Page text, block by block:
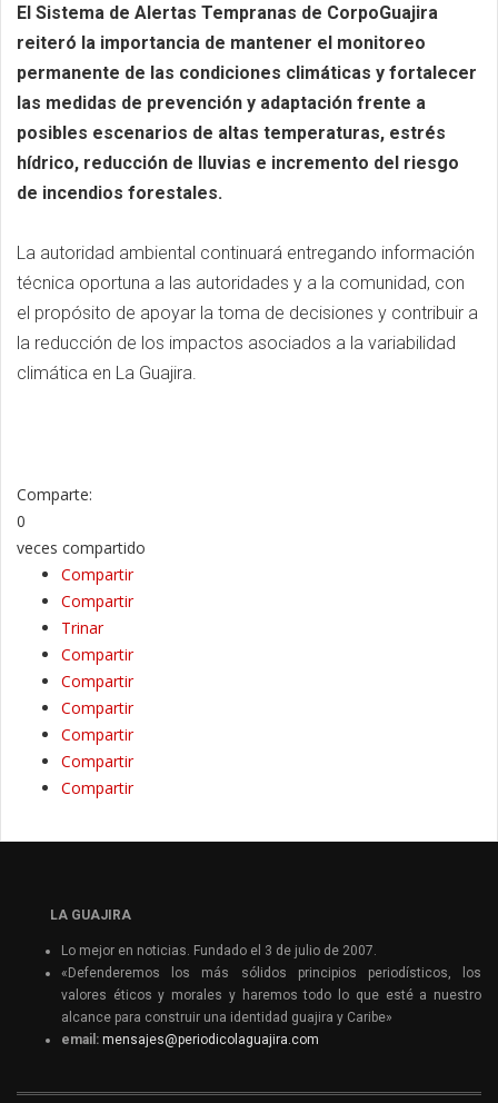
El Sistema de Alertas Tempranas de CorpoGuajira
reiteró la importancia de mantener el monitoreo
permanente de las condiciones climáticas y fortalecer
las medidas de prevención y adaptación frente a
posibles escenarios de altas temperaturas, estrés
hídrico, reducción de lluvias e incremento del riesgo
de incendios forestales.
La autoridad ambiental continuará entregando información
técnica oportuna a las autoridades y a la comunidad, con
el propósito de apoyar la toma de decisiones y contribuir a
la reducción de los impactos asociados a la variabilidad
climática en La Guajira.
Comparte:
0
veces compartido
Compartir
Compartir
Trinar
Compartir
Compartir
Compartir
Compartir
Compartir
Compartir
LA GUAJIRA
Lo mejor en noticias. Fundado el 3 de julio de 2007.
«Defenderemos los más sólidos principios periodísticos, los
valores éticos y morales y haremos todo lo que esté a nuestro
alcance para construir una identidad guajira y Caribe»
email: mensajes@periodicolaguajira.com